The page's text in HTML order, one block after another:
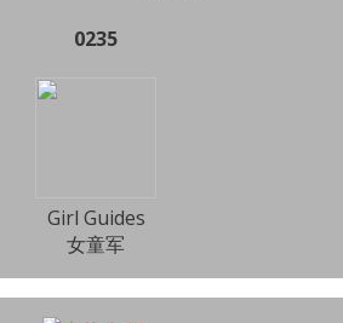
0235
Girl Guides
女童军